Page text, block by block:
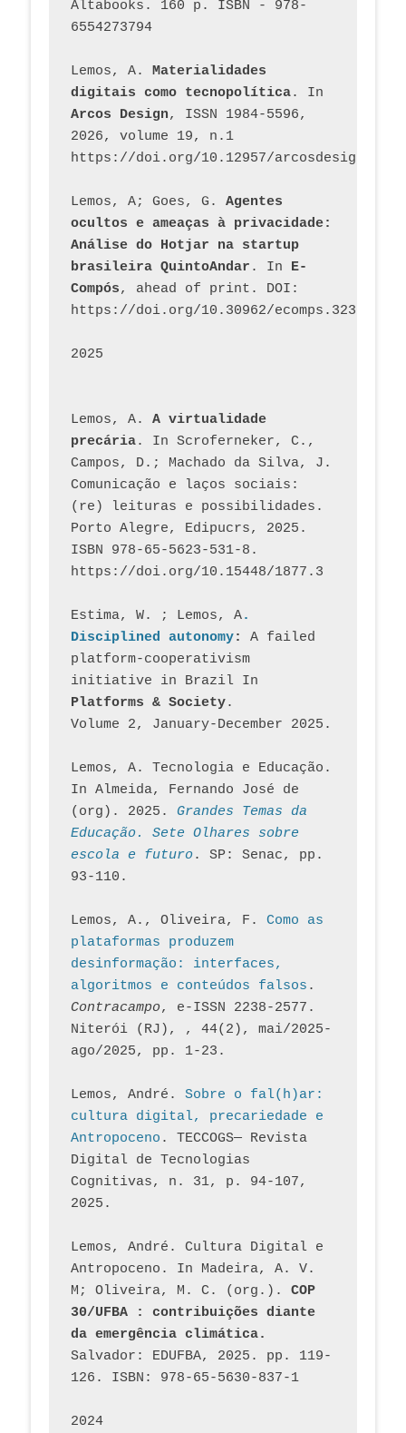
Altabooks. 160 p. ISBN - 978-
6554273794
Lemos, A. Materialidades
digitais como tecnopolítica
Arcos Design, ISSN 1984-5596,
2026, volume 19, n.1
https://doi.org/10.12957/
Lemos, A; Goes, G. Agentes
ocultos e ameaças à privacidade:
Análise do Hotjar na startup
brasileira QuintoAndar . In E-
Compós, ahead of print. DOI:
https://doi.org/10.30962/ecomps.3231
2025
Lemos, A. A virtualidade
precária. In Scroferneker, C.,
Campos, D.; Machado da Silva, J.
Comunicação e laços sociais:
(re) leituras e possibilidades.
Porto Alegre, Edipucrs, 2025.
ISBN 978-65-5623-531-8.
https://doi.org/10.15448/1877.3
Estima, W. ; Lemos, A.
Disciplined autonomy: A failed
platform-cooperativism
initiative in Brazil In
Platforms & Society.
Volume 2, January-December 2025.
Lemos, A. Tecnologia e Educação.
In Almeida, Fernando José de
(org). 2025. Grandes Temas da
Educação. Sete Olhares sobre
escola e futuro. SP: Senac, pp.
93-110.
Lemos, A., Oliveira, F. Como as
plataformas produzem
desinformação: interfaces,
algoritmos e conteúdos falsos
Contracampo, e-ISSN 2238-2577.
Niterói (RJ), , 44(2), mai/2025-
ago/2025, pp. 1-23.
Lemos, André. Sobre o fal(h)ar:
cultura digital, precariedade e
Antropoceno . TECCOGS— Revista
Digital de Tecnologias
Cognitivas, n. 31, p. 94-107,
2025.
Lemos, André. Cultura Digital e
Antropoceno. In Madeira, A. V.
M; Oliveira, M. C. (org.). COP
30/UFBA : contribuições diante
da emergência climática.
Salvador: EDUFBA, 2025. pp. 119-
126. ISBN: 978-65-5630-837-1
2024